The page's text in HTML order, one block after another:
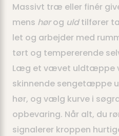
Massivt træ eller finér
mens hørog uldtilfører
let og arbejder med
tørt og tempererende
Læg et vævet uldtæppe
skinnende sengetæppe
hør, og vælg kurve i
opbevaring. Når alt, du
signalerer kroppen